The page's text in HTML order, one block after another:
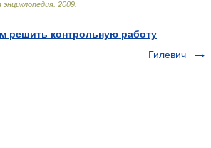
2009
решить контрольную работу
Гилевич